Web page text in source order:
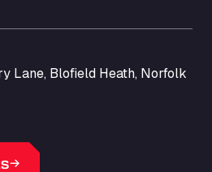
Lane, Blofield Heath, Norfolk